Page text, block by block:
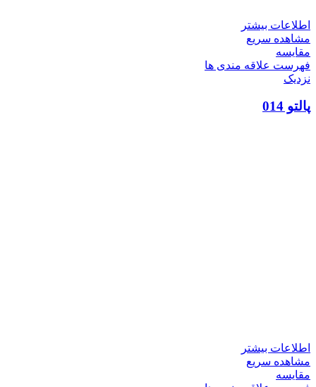
اطلاعات بیشتر
مشاهده سریع
مقایسه
فهرست علاقه مندی ها
نزدیک
پالتو 014
اطلاعات بیشتر
مشاهده سریع
مقایسه